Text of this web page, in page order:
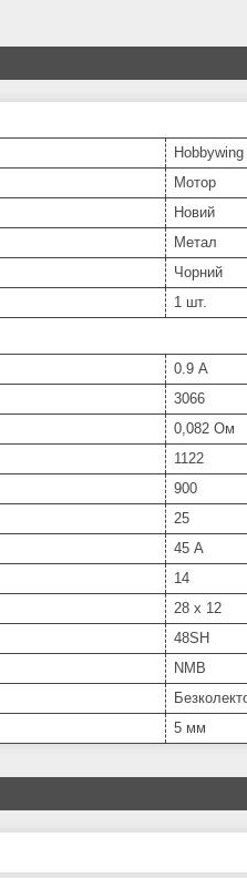
Hobbywing
Мотор
Новий
Метал
Чорний
1 шт.
0.9 А
3066
0,082 Ом
1122
900
25
45 А
14
28 х 12
48SH
NMB
5 мм